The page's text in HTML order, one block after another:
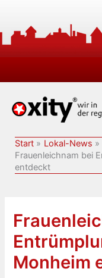
springen
Start Lokal-News
Frauenleichnam bei
entdeckt
Monheim